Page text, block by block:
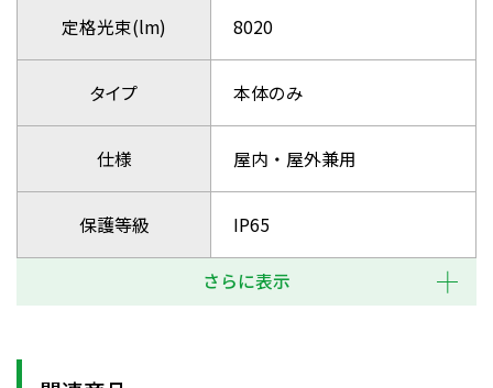
定格光束(lm) 8020
タイプ 本体のみ
仕様 屋内・屋外兼用
保護等級 IP65
さらに表示